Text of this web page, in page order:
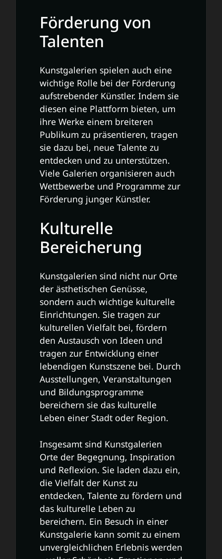
Förderung von
Talenten
Kunstgalerien spielen auch eine
wichtige Rolle bei der Förderung
aufstrebender Künstler. Indem sie
diesen eine Plattform bieten, um
ihre Werke einem breiteren
Publikum zu präsentieren, tragen
sie dazu bei, neue Talente zu
entdecken und zu unterstützen.
Viele Galerien organisieren auch
Wettbewerbe und Programme zur
Förderung junger Künstler.
Kulturelle
Bereicherung
Kunstgalerien sind nicht nur Orte
der ästhetischen Genüsse,
sondern auch wichtige kulturelle
Einrichtungen. Sie tragen zur
kulturellen Vielfalt bei, fördern
den Austausch von Ideen und
tragen zur Entwicklung einer
lebendigen Kunstszene bei. Durch
Ausstellungen, Veranstaltungen
und Bildungsprogramme
bereichern sie das kulturelle
Leben einer Stadt oder Region.
Insgesamt sind Kunstgalerien
Orte der Begegnung, Inspiration
und Reflexion. Sie laden dazu ein,
die Vielfalt der Kunst zu
entdecken, Talente zu fördern und
das kulturelle Leben zu
bereichern. Ein Besuch in einer
Kunstgalerie kann somit zu einem
unvergleichlichen Erlebnis werden